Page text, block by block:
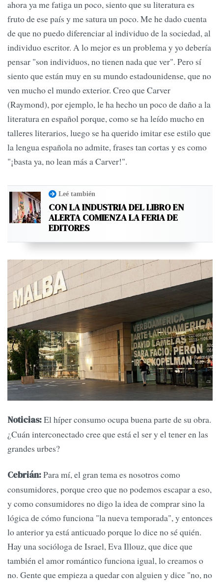
ahora ya me fatiga un poco, siento que su literatura es
fruto de ese país y me satura un poco. Me he dado cuenta
de que no puedo diferenciar al individuo de la sociedad, al
individuo escritor. A lo mejor es un problema y yo debería
pensar "son individuos, no tienen nada que ver". Pero sí
siento que están muy en su mundo estadounidense, que no
ven mucho el mundo exterior. Creo que Carver
(Raymond), por ejemplo, le ha hecho un poco de daño a la
literatura en español porque, como se ha leído mucho en
talleres literarios, luego se ha querido imitar ese estilo que
la lengua española no admite, frases tan cortas y es como
"¡basta ya, no lean más a Carver!".
Leé también
CON LA INDUSTRIA DEL LIBRO EN
ALERTA COMIENZA LA FERIA DE
EDITORES
Noticias:El híper consumo ocupa buena parte de su obra.
¿Cuán interconectado cree que está el ser y el tener en las
grandes urbes?
Cebrián:Para mí, el gran tema es nosotros como
consumidores, porque creo que no podemos escapar a eso,
y como consumidores no digo la idea de comprar sino la
lógica de cómo funciona "la nueva temporada", y entonces
lo anterior ya está anticuado porque lo dice no sé quién.
Hay una socióloga de Israel, Eva Illouz, que dice que
también el amor romántico funciona igual, lo creamos o
no. Gente que empieza a quedar con alguien y dice "no, no